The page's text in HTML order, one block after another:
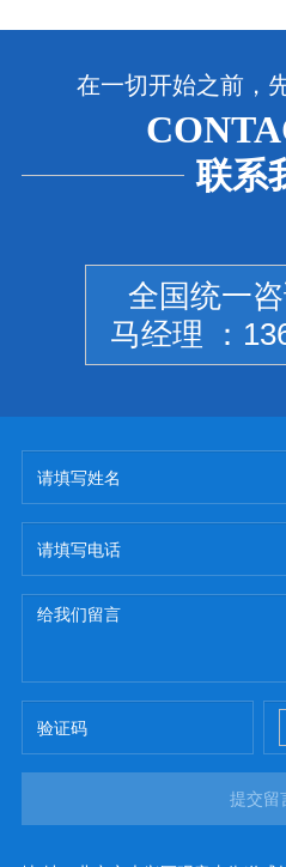
在一切开始之前，
联系
全国统一咨
马经理 ：
提交留